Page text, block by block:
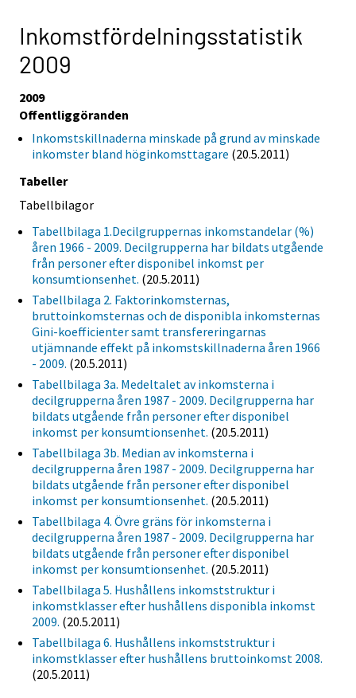
Inkomstfördelningsstatistik
2009
2009
Offentliggöranden
Inkomstskillnaderna minskade på grund av minskade
inkomster bland höginkomsttagare (20.5.2011)
Tabeller
Tabellbilagor
Tabellbilaga 1.Decilgruppernas inkomstandelar (%)
åren 1966 - 2009. Decilgrupperna har bildats utgående
från personer efter disponibel inkomst per
konsumtionsenhet. (20.5.2011)
Tabellbilaga 2. Faktorinkomsternas,
bruttoinkomsternas och de disponibla inkomsternas
Gini-koefficienter samt transfereringarnas
utjämnande effekt på inkomstskillnaderna åren 1966
- 2009. (20.5.2011)
Tabellbilaga 3a. Medeltalet av inkomsterna i
decilgrupperna åren 1987 - 2009. Decilgrupperna har
bildats utgående från personer efter disponibel
inkomst per konsumtionsenhet. (20.5.2011)
Tabellbilaga 3b. Median av inkomsterna i
decilgrupperna åren 1987 - 2009. Decilgrupperna har
bildats utgående från personer efter disponibel
inkomst per konsumtionsenhet. (20.5.2011)
Tabellbilaga 4. Övre gräns för inkomsterna i
decilgrupperna åren 1987 - 2009. Decilgrupperna har
bildats utgående från personer efter disponibel
inkomst per konsumtionsenhet. (20.5.2011)
Tabellbilaga 5. Hushållens inkomststruktur i
inkomstklasser efter hushållens disponibla inkomst
2009. (20.5.2011)
Tabellbilaga 6. Hushållens inkomststruktur i
inkomstklasser efter hushållens bruttoinkomst 2008.
(20.5.2011)